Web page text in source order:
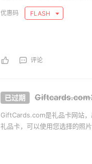
的礼品卡，eGift cards，和
Anazon等礼品卡。
FLASH
评论
Giftcards.com
GiftCards.com是礼品卡网站
礼品卡，可以使用您选择的照